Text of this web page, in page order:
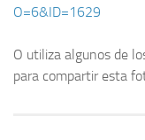
O=6&ID=1629
O utiliza algunos de
para compartir esta